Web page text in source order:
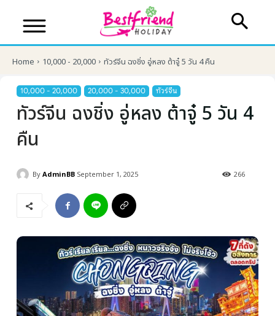
เส้นทางที่ต้องการ
Home 10,000 - 20,000 ทัวร์จีน ฉงชิ่ง อู่หลง ต้าจู๋ 5 วัน 4 คืน
10,000 - 20,000 20,000 - 30,000 ทัวร์จีน
ทัวร์จีน ฉงชิ่ง อู่หลง ต้าจู๋ 5 วัน 4
คืน
By AdminBB September 1, 2025 266